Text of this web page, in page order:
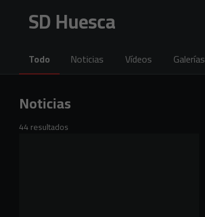
SD Huesca
Todo Noticias Vídeos Galerías
Noticias
44 resultados